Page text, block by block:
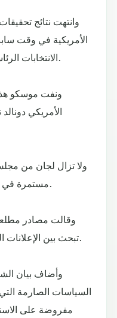
وانتهت نتائج
الأمريكية في وقت
الانتخابات الرئاسية الأمريكية لصالح دونالد ترامب.
ونفت موسكو
الأمريكي
ولا تزال لجان من
مستمرة في التحقيق في هذه القضية حتى الآن.
وقالت مصادر
تبحث بين الإعلانات التي تقل تكلفتها عن مئة ألف دولار.
وأضاف بيان
السياسات الصارمة
مفروضة على